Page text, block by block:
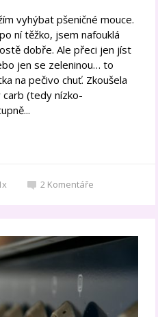
vyhýbat pšeničné mouce.
ní těžko, jsem nafouklá
dobře. Ale přeci jen jíst
jen se zeleninou… to
na pečivo chuť. Zkoušela
(tedy nízko-
2 Komentáře